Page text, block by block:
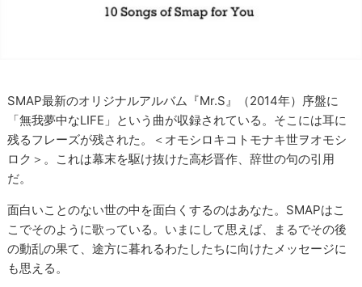
SMAP最新のオリジナルアルバム『Mr.S』（2014年）序盤に
「無我夢中なLIFE」という曲が収録されている。そこには耳に
残るフレーズが残された。＜オモシロキコトモナキ世ヲオモシ
ロク＞。これは幕末を駆け抜けた高杉晋作、辞世の句の引用
だ。
面白いことのない世の中を面白くするのはあなた。SMAPはこ
こでそのように歌っている。いまにして思えば、まるでその後
の動乱の果て、途方に暮れるわたしたちに向けたメッセージに
も思える。